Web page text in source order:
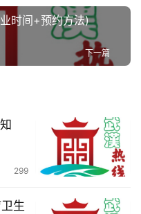
时间+预约方法)
下一篇
299
生